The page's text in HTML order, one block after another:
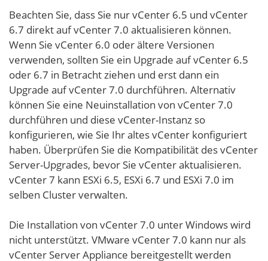
Beachten Sie, dass Sie nur vCenter 6.5 und vCenter
6.7 direkt auf vCenter 7.0 aktualisieren können.
Wenn Sie vCenter 6.0 oder ältere Versionen
verwenden, sollten Sie ein Upgrade auf vCenter 6.5
oder 6.7 in Betracht ziehen und erst dann ein
Upgrade auf vCenter 7.0 durchführen. Alternativ
können Sie eine Neuinstallation von vCenter 7.0
durchführen und diese vCenter-Instanz so
konfigurieren, wie Sie Ihr altes vCenter konfiguriert
haben. Überprüfen Sie die Kompatibilität des vCenter
Server-Upgrades, bevor Sie vCenter aktualisieren.
vCenter 7 kann ESXi 6.5, ESXi 6.7 und ESXi 7.0 im
selben Cluster verwalten.
Die Installation von vCenter 7.0 unter Windows wird
nicht unterstützt. VMware vCenter 7.0 kann nur als
vCenter Server Appliance bereitgestellt werden